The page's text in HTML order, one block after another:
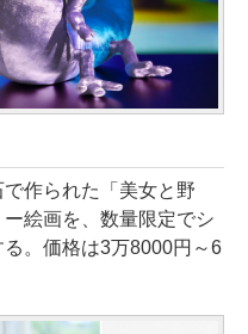
作られた「美女と野
絵画を、数量限定でシ
。価格は3万8000円～6